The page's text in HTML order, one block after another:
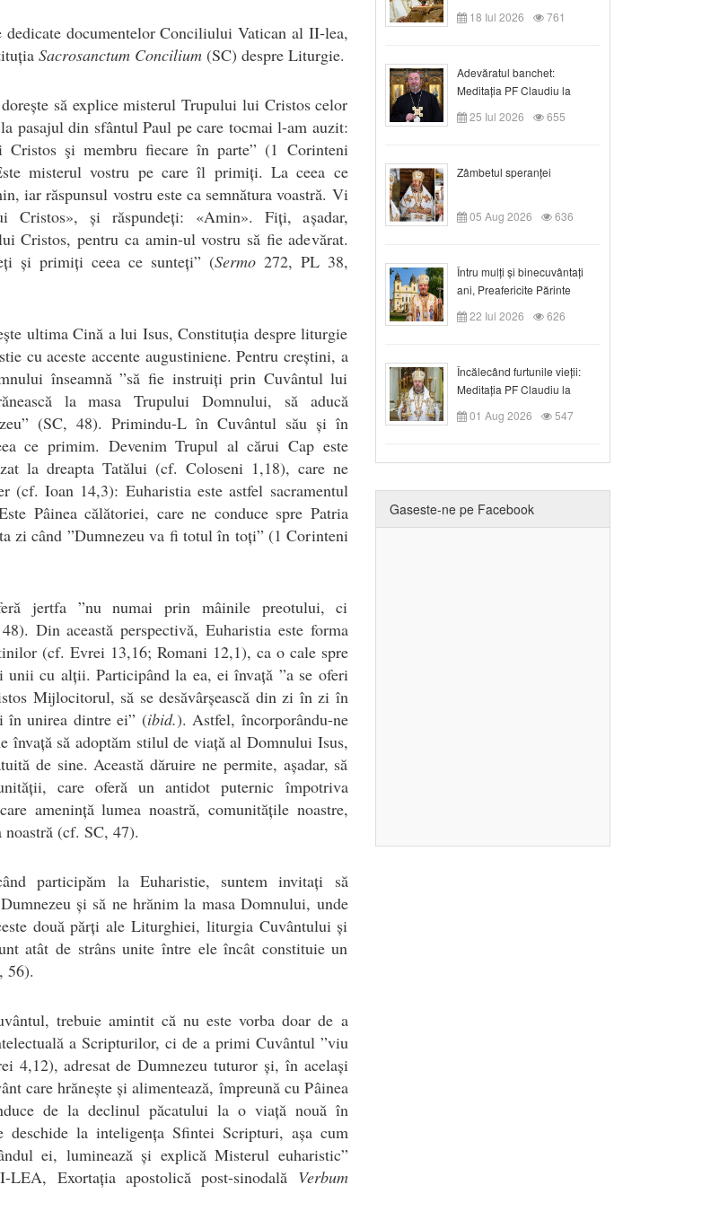
dedicate documentelor Conciliului Vatican al II-lea,
Sacrosanctum Concilium(SC) despre Liturgie.
să explice misterul Trupului lui Cristos celor
pasajul din sfântul Paul pe care tocmai l-am auzit:
şi membru fiecare în parte” (1 Corinteni
misterul vostru pe care îl primiți. La ceea ce
iar răspunsul vostru este ca semnătura voastră. Vi
Cristos», și răspundeți: «Amin». Fiți, așadar,
Cristos, pentru ca amin-ul vostru să fie adevărat.
și primiți ceea ce sunteți” (Sermo272, PL 38,
ultima Cină a lui Isus, Constituția despre liturgie
cu aceste accente augustiniene. Pentru creștini, a
înseamnă ”să fie instruiți prin Cuvântul lui
la masa Trupului Domnului, să aducă
(SC, 48). Primindu-L în Cuvântul său și în
ce primim. Devenim Trupul al cărui Cap este
la dreapta Tatălui (cf. Coloseni 1,18), care ne
(cf. Ioan 14,3): Euharistia este astfel sacramentul
Pâinea călătoriei, care ne conduce spre Patria
zi când ”Dumnezeu va fi totul în toți” (1 Corinteni
jertfa ”nu numai prin mâinile preotului, ci
Din această perspectivă, Euharistia este forma
(cf. Evrei 13,16; Romani 12,1), ca o cale spre
unii cu alții. Participând la ea, ei învață ”a se oferi
Mijlocitorul, să se desăvârșească din zi în zi în
în unirea dintre ei” (ibid.). Astfel, încorporându-ne
învață să adoptăm stilul de viață al Domnului Isus,
de sine. Această dăruire ne permite, așadar, să
care oferă un antidot puternic împotriva
amenință lumea noastră, comunitățile noastre,
(cf. SC, 47).
participăm la Euharistie, suntem invitați să
și să ne hrănim la masa Domnului, unde
două părți ale Liturghiei, liturgia Cuvântului și
atât de strâns unite între ele încât constituie un
56).
trebuie amintit că nu este vorba doar de a
a Scripturilor, ci de a primi Cuvântul ”viu
4,12), adresat de Dumnezeu tuturor și, în același
care hrănește și alimentează, împreună cu Pâinea
de la declinul păcatului la o viață nouă în
deschide la inteligența Sfintei Scripturi, așa cum
ei, luminează și explică Misterul euharistic”
Exortația apostolică post-sinodală Verbum
duminica a VII-a după Rusalii
18 Iul 2026 761
Adevăratul banchet:
Meditația PF Claudiu la
Duminica a VIII-a după
Rusalii
25 Iul 2026 655
Zâmbetul speranței
05 Aug 2026 636
Întru mulți și binecuvântați
ani, Preafericite Părinte
Claudiu!
22 Iul 2026 626
Încălecând furtunile vieții:
Meditația PF Claudiu la
Duminica a IX-a după Rusalii
01 Aug 2026 547
Gaseste-ne pe Facebook